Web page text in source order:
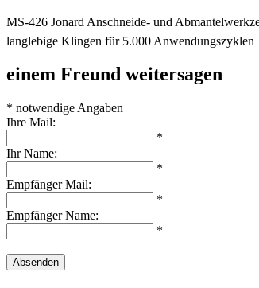
MS-426 Jonard Anschneide- und
langlebige Klingen für 5.000 Anwendungszyklen
einem Freund weitersagen
* notwendige Angaben
Ihre Mail:
*
Ihr Name:
*
Empfänger Mail:
*
Empfänger Name:
*
Absenden